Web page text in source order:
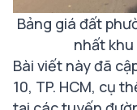
Bảng giá đất
nhất
Bài viết này đã
10, TP. HCM, cụ